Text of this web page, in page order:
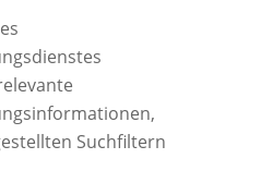
Suchfiltern